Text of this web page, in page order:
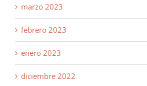
marzo 2023
febrero 2023
enero 2023
diciembre 2022